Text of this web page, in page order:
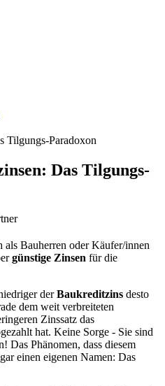
Das Tilgungs-
Bauherren oder Käufer/innen
günstige Zinsen für die
derBaukreditzins desto
dem weit verbreiteten
Zinssatz das
hat. Keine Sorge - Sie sind
Das Phänomen, dass diesem
einen eigenen Namen: Das